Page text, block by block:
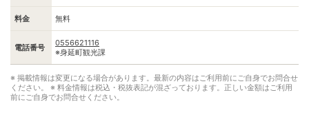
料金 無料
電話番号
0556621116
※身延町観光課
※ 掲載情報は変更になる場合があります。最新の内容はご利用前にご自身でお問合せ
ください。
※ 料金情報は税込・税抜表記が混ざっております。正しい金額はご利用
前にご自身でお問合せください。